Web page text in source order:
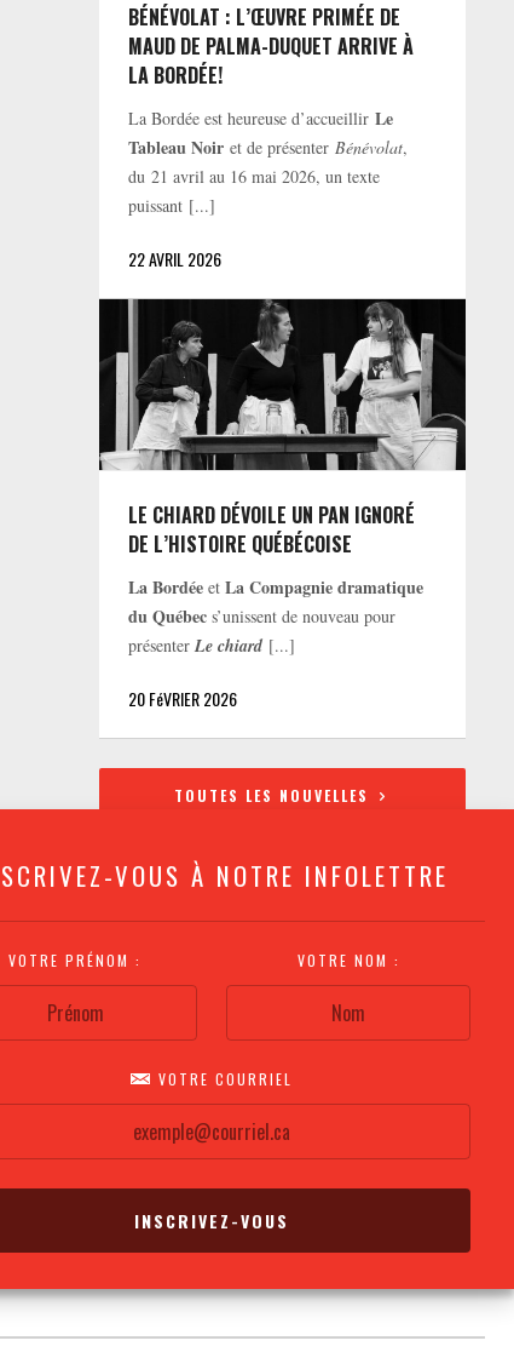
VOUS À NOTRE INFOLETTRE
VOTRE PRÉNOM : VOTRE NOM :
VOTRE COURRIEL
BÉNÉVOLAT : L’ŒUVRE PRIMÉE DE
MAUD DE PALMA-DUQUET ARRIVE À
LA BORDÉE!
La Bordée est heureuse d’accueillirLe
Tableau Noir et de présenterBénévolat,
du 21 avril au 16 mai 2026, un texte
puissant [...]
22 AVRIL 2026
LE CHIARD DÉVOILE UN PAN IGNORÉ
DE L’HISTOIRE QUÉBÉCOISE
La Bordée etLa Compagnie dramatique
du Québec s’unissent de nouveau pour
présenterLe chiard [...]
20 FéVRIER 2026
TOUTES LES NOUVELLES